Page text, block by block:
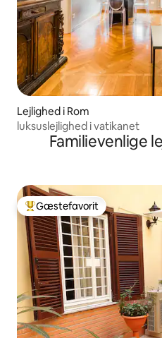
Lejlighed i Rom
luksuslejlighed i vatikanet
Familievenlige
Bedste gæstefavorit
Gæstefavorit